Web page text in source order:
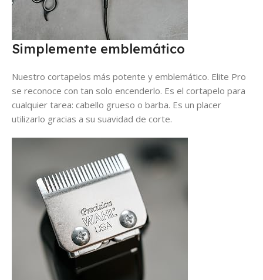
Simplemente emblemático
Nuestro cortapelos más potente y emblemático. Elite Pro
se reconoce con tan solo encenderlo. Es el cortapelo para
cualquier tarea: cabello grueso o barba. Es un placer
utilizarlo gracias a su suavidad de corte.